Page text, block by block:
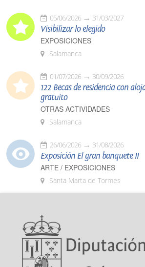
05/06/2026 31/03/2027
Visibilizar lo elegido
EXPOSICIONES
Salamanca
01/07/2026 30/09/2026
122 Becas de residencia con
gratuito
OTRAS ACTIVIDADES
Salamanca
26/06/2026 31/08/2026
Exposición El gran banquete II
ARTE / EXPOSICIONES
Santa Marta de Tormes